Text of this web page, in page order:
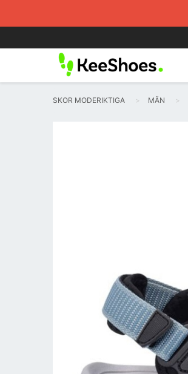
SKOR MODERIKTIGA MÄN